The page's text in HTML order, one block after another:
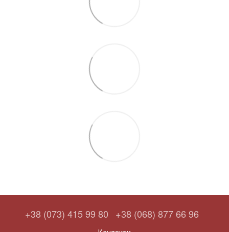
+38 (073) 415 99 80 +38 (068) 877 66 96